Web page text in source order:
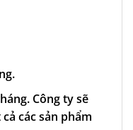
Công ty sẽ
các sản phẩm